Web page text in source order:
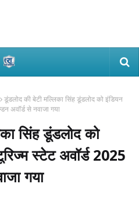
डूंडलोद की बेटी मल्लिका सिंह डूंडलोद को इंडियन
अवॉर्ड से नवाजा गया
सिंह डूंडलोद को
स्टेट अवॉर्ड 2025
गया